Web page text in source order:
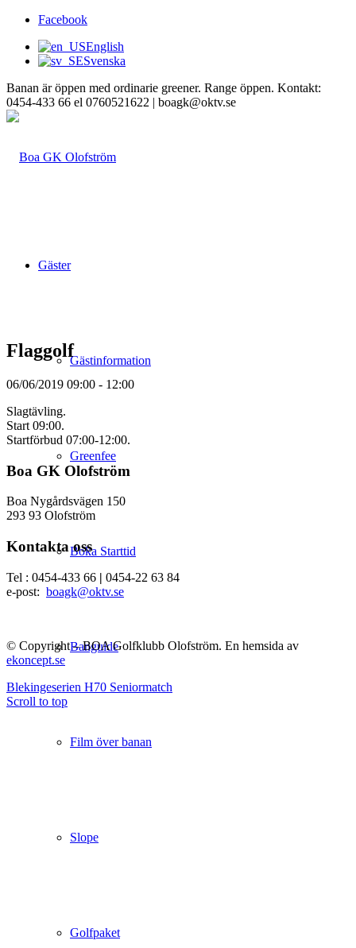
Facebook
English
Svenska
Banan är öppen med ordinarie greener. Range öppen. Kontakt:
0454-433 66 el 0760521622 | boagk@oktv.se
Gäster
Gästinformation
Greenfee
Boka Starttid
Banguide
Film över banan
Slope
Golfpaket
Flaggolf
06/06/2019 09:00 - 12:00
Slagtävling.
Start 09:00.
Startförbud 07:00-12:00.
Boa GK Olofström
Boa Nygårdsvägen 150
293 93 Olofström
Kontakta oss
Tel : 0454-433 66 | 0454-22 63 84
e-post: boagk@oktv.se
© Copyright – BOA Golfklubb Olofström. En hemsida av
ekoncept.se
Blekingeserien H70 Seniormatch
Scroll to top